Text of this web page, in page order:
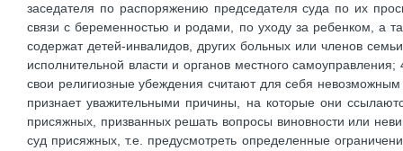
заседателя по распоряжению председателя суда по их
связи с беременностью и родами, по уходу за ребенком, а
содержат детей-инвалидов, других больных или членов
исполнительной власти и органов местного
свои религиозные убеждения считают для себя
признает уважительными причины, на которые они
присяжных, призванных решать вопросы виновности или
суд присяжных, т.е. предусмотреть определенные